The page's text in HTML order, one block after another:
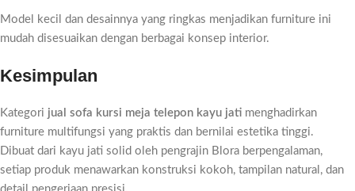
Model kecil dan desainnya yang ringkas menjadikan furniture ini
mudah disesuaikan dengan berbagai konsep interior.
Kesimpulan
Kategori jual sofa kursi meja telepon kayu jati menghadirkan
furniture multifungsi yang praktis dan bernilai estetika tinggi.
Dibuat dari kayu jati solid oleh pengrajin Blora berpengalaman,
setiap produk menawarkan konstruksi kokoh, tampilan natural, dan